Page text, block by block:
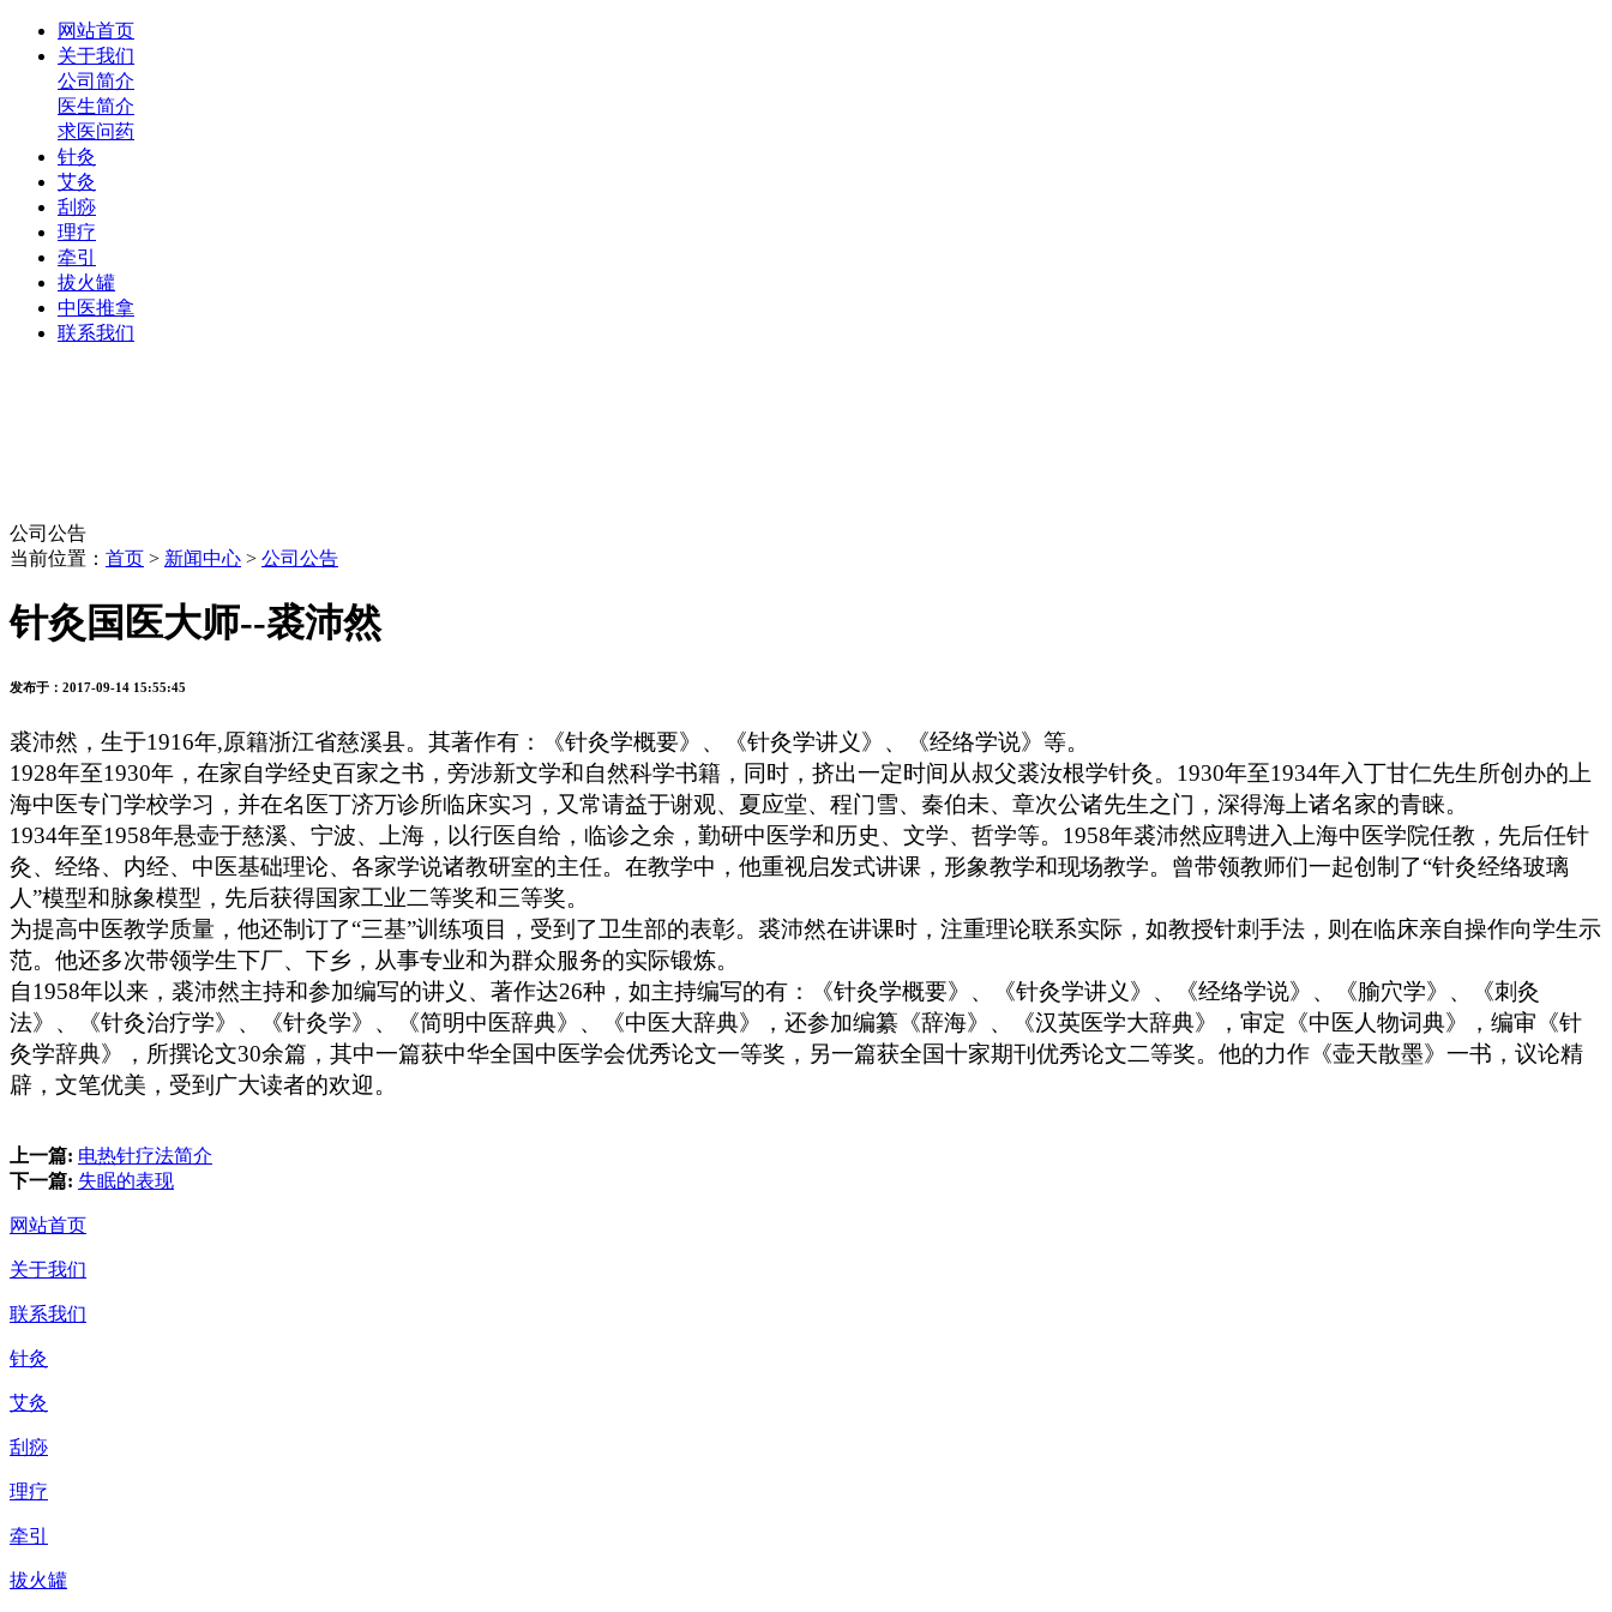
网站首页
关于我们
公司简介
医生简介
求医问药
针灸
艾灸
刮痧
理疗
牵引
拔火罐
中医推拿
联系我们
公司公告
当前位置： 首页 > 新闻中心 > 公司公告
针灸国医大师--裘沛然
发布于：2017-09-14 15:55:45
裘沛然，生于1916年,原籍浙江省慈溪县。其著作有：《针灸学概要》、《针灸学讲义》、《经络学说》等。
1928年至1930年，在家自学经史百家之书，旁涉新文学和自然科学书籍，同时，挤出一定时间从叔父裘汝根学针灸。1930年至1934年入丁甘仁先生所创办的上
海中医专门学校学习，并在名医丁济万诊所临床实习，又常请益于谢观、夏应堂、程门雪、秦伯未、章次公诸先生之门，深得海上诸名家的青睐。
1934年至1958年悬壶于慈溪、宁波、上海，以行医自给，临诊之余，勤研中医学和历史、文学、哲学等。1958年裘沛然应聘进入上海中医学院任教，先后任针
灸、经络、内经、中医基础理论、各家学说诸教研室的主任。在教学中，他重视启发式讲课，形象教学和现场教学。曾带领教师们一起创制了“针灸经络玻璃
人”模型和脉象模型，先后获得国家工业二等奖和三等奖。
为提高中医教学质量，他还制订了“三基”训练项目，受到了卫生部的表彰。裘沛然在讲课时，注重理论联系实际，如教授针刺手法，则在临床亲自操作向学生示
范。他还多次带领学生下厂、下乡，从事专业和为群众服务的实际锻炼。
自1958年以来，裘沛然主持和参加编写的讲义、著作达26种，如主持编写的有：《针灸学概要》、《针灸学讲义》、《经络学说》、《腧穴学》、《刺灸
法》、《针灸治疗学》、《针灸学》、《简明中医辞典》、《中医大辞典》，还参加编纂《辞海》、《汉英医学大辞典》，审定《中医人物词典》，编审《针
灸学辞典》，所撰论文30余篇，其中一篇获中华全国中医学会优秀论文一等奖，另一篇获全国十家期刊优秀论文二等奖。他的力作《壶天散墨》一书，议论精
辟，文笔优美，受到广大读者的欢迎。
上一篇: 电热针疗法简介
下一篇: 失眠的表现
网站首页
关于我们
联系我们
针灸
艾灸
刮痧
理疗
牵引
拔火罐